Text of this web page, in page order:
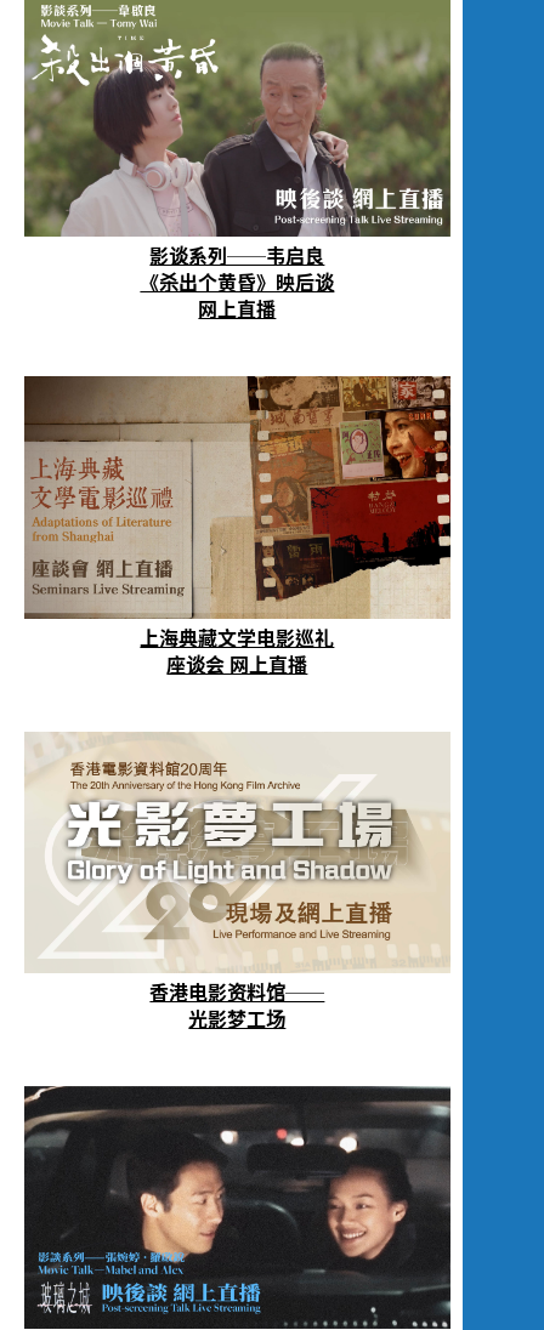
影谈系列──韦启良
《杀出个黄昏》映后谈
网上直播
上海典藏文学电影巡礼
座谈会 网上直播
香港电影资料馆──
光影梦工场